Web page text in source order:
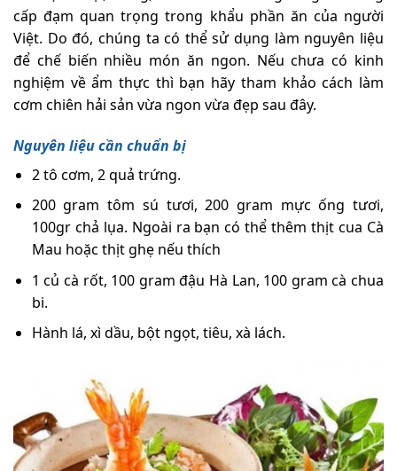
cấp đạm quan trọng trong khẩu phần ăn của người
Việt. Do đó, chúng ta có thể sử dụng làm nguyên liệu
để chế biến nhiều món ăn ngon. Nếu chưa có kinh
nghiệm về ẩm thực thì bạn hãy tham khảo cách làm
cơm chiên hải sản vừa ngon vừa đẹp sau đây.
Nguyên liệu cần chuẩn bị
2 tô cơm, 2 quả trứng.
200 gram tôm sú tươi, 200 gram mực ống tươi,
100gr chả lụa. Ngoài ra bạn có thể thêm thịt cua Cà
Mau hoặc thịt ghẹ nếu thích
1 củ cà rốt, 100 gram đậu Hà Lan, 100 gram cà chua
bi.
Hành lá, xì dầu, bột ngọt, tiêu, xà lách.